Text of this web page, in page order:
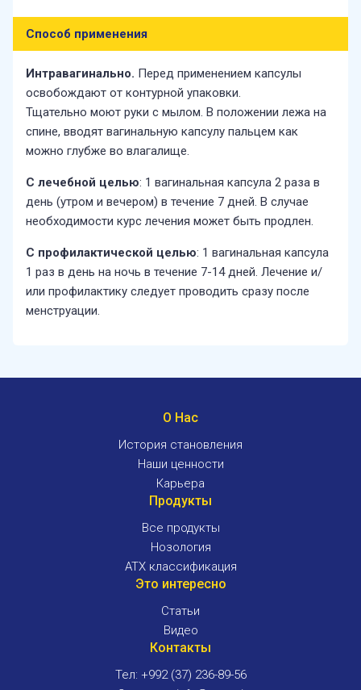
Способ применения
Интравагинально. Перед применением капсулы
освобождают от контурной упаковки.
Тщательно моют руки с мылом. В положении лежа на
спине, вводят вагинальную капсулу пальцем как
можно глубже во влагалище.
С лечебной целью: 1 вагинальная капсула 2 раза в
день (утром и вечером) в течение 7 дней. В случае
необходимости курс лечения может быть продлен.
С профилактической целью: 1 вагинальная капсула
1 раз в день на ночь в течение 7-14 дней. Лечение и/
или профилактику следует проводить сразу после
менструации.
О Нас
История становления
Наши ценности
Карьера
Продукты
Все продукты
Нозология
ATX классификация
Это интересно
Статьи
Видео
Контакты
Тел: +992 (37) 236-89-56